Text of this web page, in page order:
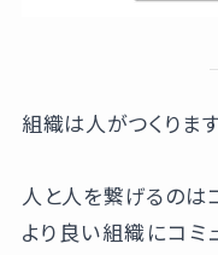
組織は人がつくります
人と人を繋げるのは
より良い組織にコミ